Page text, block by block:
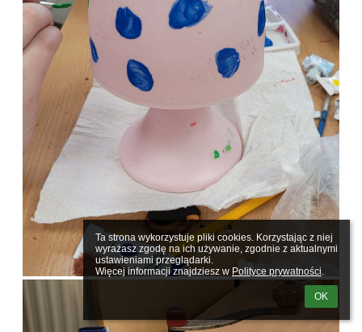
Ta strona wykorzystuje pliki cookies. Korzystając z niej
wyrażasz zgodę na ich używanie, zgodnie z aktualnymi
ustawieniami przeglądarki.
Więcej informacji znajdziesz w Polityce prywatności.
OK